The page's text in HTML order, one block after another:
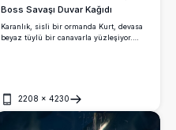
Boss Savaşı Duvar Kağıdı
Karanlık, sisli bir ormanda Kurt, devasa
beyaz tüylü bir canavarla yüzleşiyor.
2208 × 4230
Aç